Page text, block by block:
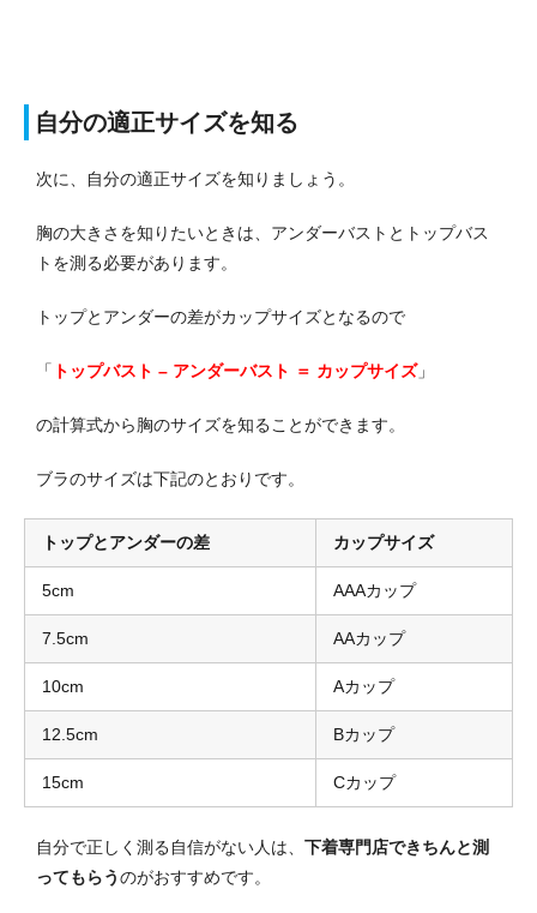
自分の適正サイズを知る
次に、自分の適正サイズを知りましょう。
胸の大きさを知りたいときは、アンダーバストとトップバス
トを測る必要があります。
トップとアンダーの差がカップサイズとなるので
「 トップバスト – アンダーバスト ＝ カップサイズ」
の計算式から胸のサイズを知ることができます。
ブラのサイズは下記のとおりです。
トップとアンダーの差 カップサイズ
5cm AAAカップ
7.5cm AAカップ
10cm Aカップ
12.5cm Bカップ
15cm Cカップ
自分で正しく測る自信がない人は、 下着専門店できちんと測
ってもらうのがおすすめです。